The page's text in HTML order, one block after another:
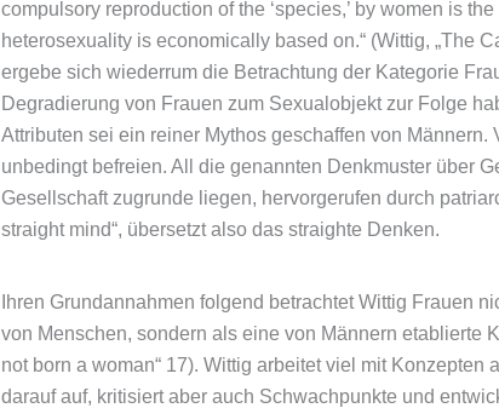
compulsory reproduction of the ‘species,’ by women is
heterosexuality is economically based on.“ (Wittig, „The
ergebe sich wiederrum die Betrachtung der Kategorie
Degradierung von Frauen zum Sexualobjekt zur Folge
Attributen sei ein reiner Mythos geschaffen von Männern.
unbedingt befreien. All die genannten Denkmuster über
Gesellschaft zugrunde liegen, hervorgerufen durch
straight mind“, übersetzt also das straighte Denken.
Ihren Grundannahmen folgend betrachtet Wittig Frauen
von Menschen, sondern als eine von Männern etablierte
not born a woman“ 17). Wittig arbeitet viel mit
darauf auf, kritisiert aber auch Schwachpunkte und